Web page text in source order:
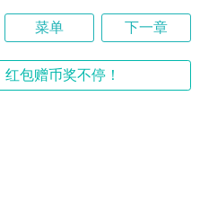
菜单 下一章
包赠币奖不停！